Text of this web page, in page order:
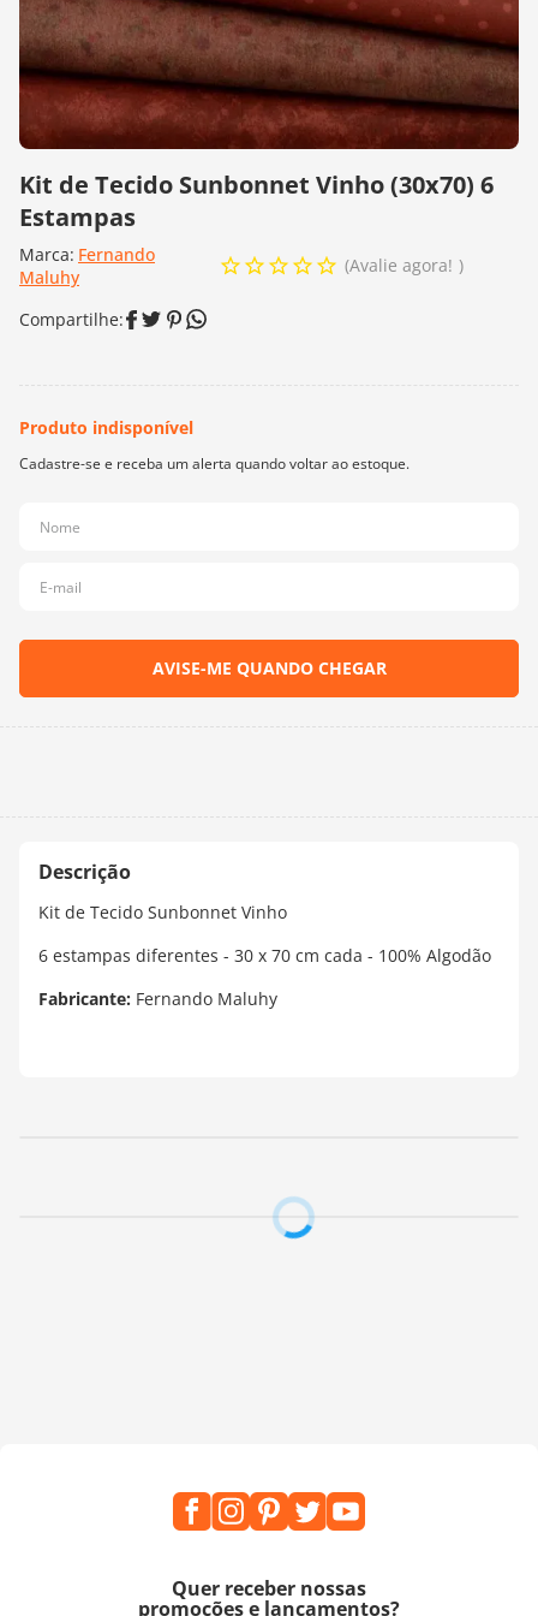
Kit de Tecido Sunbonnet Vinho (30x70) 6
Estampas
Marca: Fernando
Maluhy
Avalie agora!
Kit de Tecido Sunbonnet Vinho
6 estampas diferentes - 30 x 70 cm cada - 100% Algodão
Fabricante: Fernando Maluhy
Quer receber nossas
promoções e lançamentos?
10º